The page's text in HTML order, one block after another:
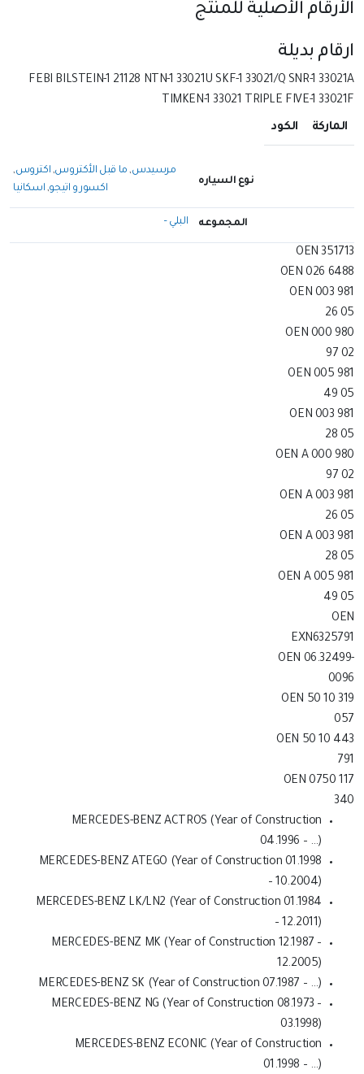
الأرقام الأصلية للمنتج
ارقام بديلة
FEBI BILSTEIN-1 21128 NTN-1 33021U SKF-1 33021/Q SNR-1 33021A
TIMKEN-1 33021 TRIPLE FIVE-1 33021F
الماركة الكود
نوع السياره
مرسيدس,ما قبل الأكتروس,اكتروس,
اكسور و اتيجو,اسكانيا
المجموعه البلي –
OEN 351713
OEN 026 6488
OEN 003 981
26 05
OEN 000 980
97 02
OEN 005 981
49 05
OEN 003 981
28 05
OEN A 000 980
97 02
OEN A 003 981
26 05
OEN A 003 981
28 05
OEN A 005 981
49 05
OEN
EXN6325791
OEN 06.32499-
0096
OEN 50 10 319
057
OEN 50 10 443
791
OEN 0750 117
340
MERCEDES-BENZ ACTROS (Year of Construction
04.1996 – …)
MERCEDES-BENZ ATEGO (Year of Construction 01.1998
– 10.2004)
MERCEDES-BENZ LK/LN2 (Year of Construction 01.1984
– 12.2011)
MERCEDES-BENZ MK (Year of Construction 12.1987 –
12.2005)
MERCEDES-BENZ SK (Year of Construction 07.1987 – …)
MERCEDES-BENZ NG (Year of Construction 08.1973 –
03.1998)
MERCEDES-BENZ ECONIC (Year of Construction
01.1998 – …)